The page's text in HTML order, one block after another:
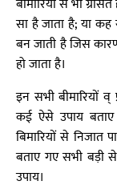
बीमारियो से भी
सा है जाता है; या
बन जाती है जिस
हो जाता है।
इन सभी बीमारियों
कई ऐसे उपाय बताए
बिमारियों से
बताए गए सभी बड़ी
उपाय।